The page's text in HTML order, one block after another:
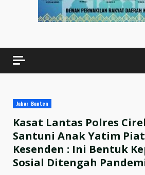
Jabar Banten
Kasat Lantas Polres
Santuni Anak Yatim
Kesenden : Ini Bentuk
Sosial Ditengah